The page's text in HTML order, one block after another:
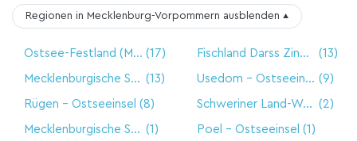
Regionen in Mecklenburg-Vorpommern ausblenden ▴
Ostsee-Festland (MV) (17) Fischland Darss Zingst (13)
Mecklenburgische Seenplatte (13) Usedom - Ostseeinsel (9)
Rügen - Ostseeinsel (8) Schweriner Land-Westmecklenburg/Schwerin (2)
Mecklenburgische Schweiz (1) Poel - Ostseeinsel (1)